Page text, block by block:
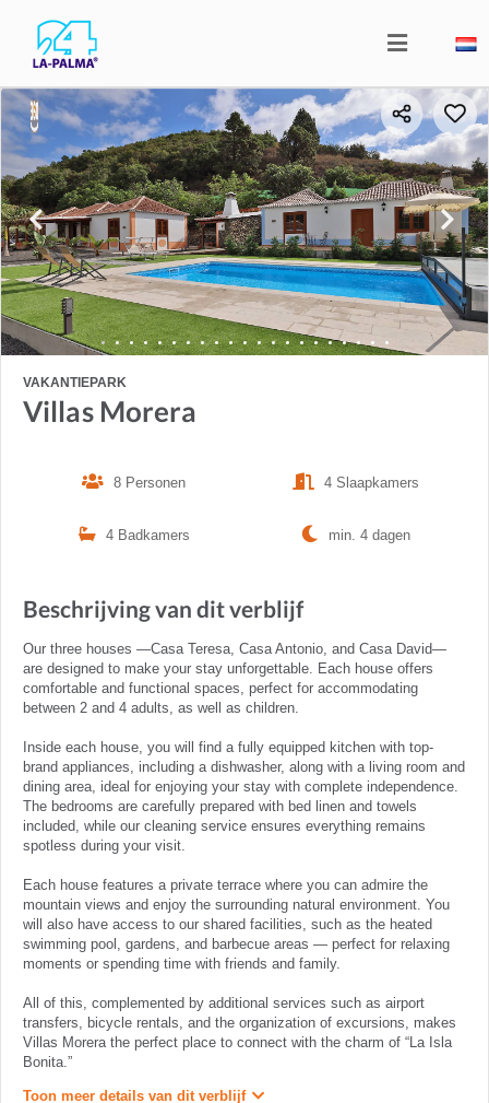
VAKANTIEPARK
Villas Morera
8 Personen 4 Slaapkamers
4 Badkamers min. 4 dagen
Beschrijving van dit verblijf
Our three houses —Casa Teresa, Casa Antonio, and Casa David—
are designed to make your stay unforgettable. Each house offers
comfortable and functional spaces, perfect for accommodating
between 2 and 4 adults, as well as children.
Inside each house, you will find a fully equipped kitchen with top-
brand appliances, including a dishwasher, along with a living room and
dining area, ideal for enjoying your stay with complete independence.
The bedrooms are carefully prepared with bed linen and towels
included, while our cleaning service ensures everything remains
spotless during your visit.
Each house features a private terrace where you can admire the
mountain views and enjoy the surrounding natural environment. You
will also have access to our shared facilities, such as the heated
swimming pool, gardens, and barbecue areas — perfect for relaxing
moments or spending time with friends and family.
All of this, complemented by additional services such as airport
transfers, bicycle rentals, and the organization of excursions, makes
Villas Morera the perfect place to connect with the charm of “La Isla
Bonita.”
Toon meer details van dit verblijf